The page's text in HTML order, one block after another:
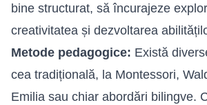
bine structurat, să încurajeze
creativitatea și dezvoltarea
Metode pedagogice: Există
cea tradițională, la Montessori,
Emilia sau chiar abordări bilingve.